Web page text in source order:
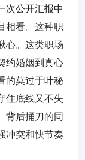
次公开汇报中
相看。这种职
心。这类职场
约婚姻到真心
的莫过于叶秘
住底线又不失
背后捅刀的同
冲突和快节奏